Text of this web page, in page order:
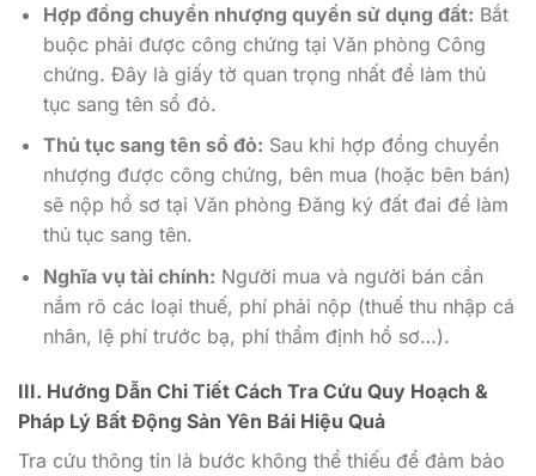
Hợp đồng chuyển nhượng quyền sử dụng đất: Bắt
buộc phải được công chứng tại Văn phòng Công
chứng. Đây là giấy tờ quan trọng nhất để làm thủ
tục sang tên sổ đỏ.
Thủ tục sang tên sổ đỏ: Sau khi hợp đồng chuyển
nhượng được công chứng, bên mua (hoặc bên bán)
sẽ nộp hồ sơ tại Văn phòng Đăng ký đất đai để làm
thủ tục sang tên.
Nghĩa vụ tài chính: Người mua và người bán cần
nắm rõ các loại thuế, phí phải nộp (thuế thu nhập cá
nhân, lệ phí trước bạ, phí thẩm định hồ sơ…).
III. Hướng Dẫn Chi Tiết Cách Tra Cứu Quy Hoạch &
Pháp Lý Bất Động Sản Yên Bái Hiệu Quả
Tra cứu thông tin là bước không thể thiếu để đảm bảo